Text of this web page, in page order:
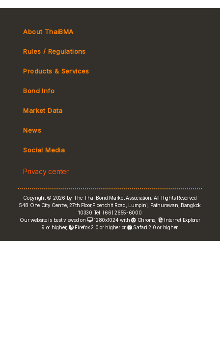
About ThaiBMA
Rules / Regulations
Tax
Products & Services
MeBond
e-bookbuilding
Bond Info
Market Data
Yield Curve
FRN Rate
Bond Price
News
Social Media
Privacy center
Copyright © 2026 by The Thai Bond Market Association. All Rights Reserved
548 One City Centre, 27th Floor,Ploenchit Road, Lumpini, Pathumwan, Bangkok
10330 Tel. (66) 2655-6000
Our website is best viewed on
1280x1024 with Chrome
Internet Explorer
9 or higher,
Firefox 2.0 or higher or Safari 2.0 or higher.